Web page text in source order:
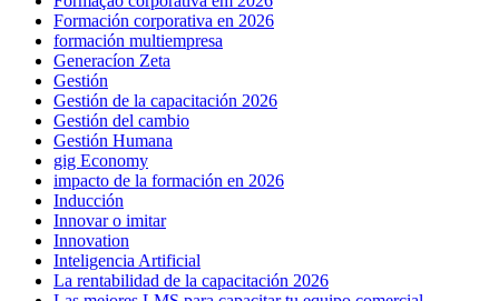
Formación corporativa en 2026
formación multiempresa
Generacíon Zeta
Gestión
Gestión de la capacitación 2026
Gestión del cambio
Gestión Humana
gig Economy
impacto de la formación en 2026
Inducción
Innovar o imitar
Innovation
Inteligencia Artificial
La rentabilidad de la capacitación 2026